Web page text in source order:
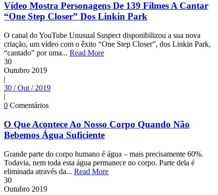
Vídeo Mostra Personagens De 139 Filmes A Cantar
“One Step Closer” Dos Linkin Park
O canal do YouTube Unusual Suspect disponibilizou a sua nova
criação, um vídeo com o êxito “One Step Closer”, dos Linkin Park,
“cantado” por uma... Read More
30
Outubro 2019
|
30 / Out / 2019
|
0 Comentários
O Que Acontece Ao Nosso Corpo Quando Não
Bebemos Água Suficiente
Grande parte do corpo humano é água – mais precisamente 60%.
Todavia, nem toda esta água permanece no corpo. Parte dela é
eliminada através da... Read More
30
Outubro 2019